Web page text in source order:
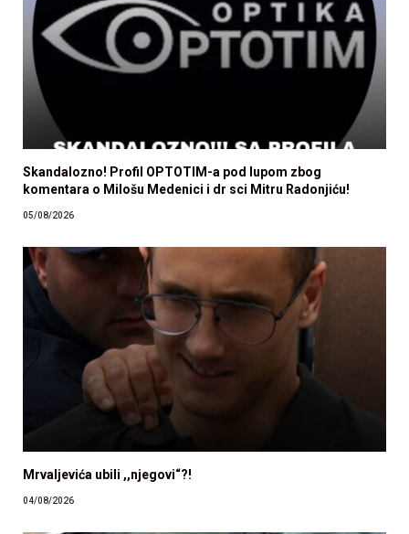
Skandalozno! Profil OPTOTIM-a pod lupom zbog
komentara o Milošu Medenici i dr sci Mitru Radonjiću!
05/08/2026
Mrvaljevića ubili ,,njegovi“?!
04/08/2026